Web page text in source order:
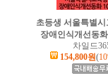
초등생 서울특별
장애인식개선동
차일드
154,800원(